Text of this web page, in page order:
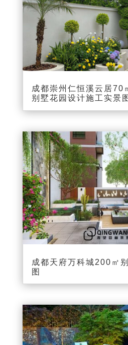
成都崇州仁恒溪云居70
别墅花园设计施工实景图
成都天府万科城200㎡
图